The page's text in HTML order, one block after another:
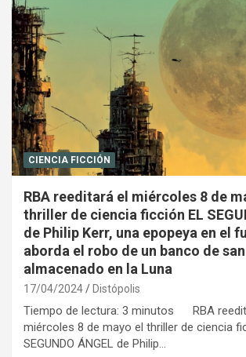
CIENCIA FICCIÓN
RBA reeditará el miércoles 8 de
thriller de ciencia ficción EL
de Philip Kerr, una epopeya en el
aborda el robo de un banco de
almacenado en la Luna
17/04/2024 Distópolis
Tiempo de lectura: 3 minutos RBA
miércoles 8 de mayo el thriller de ciencia
SEGUNDO ÁNGEL de Philip…